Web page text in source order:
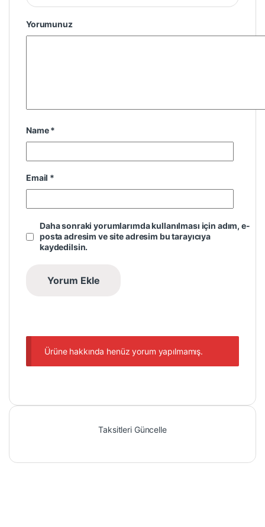
Yorumunuz
Name*
Email *
Daha sonraki yorumlarımda kullanılması için adım, e-
posta adresim ve site adresim bu tarayıcıya
kaydedilsin.
Ürüne hakkında henüz yorum yapılmamış.
Taksitleri Güncelle